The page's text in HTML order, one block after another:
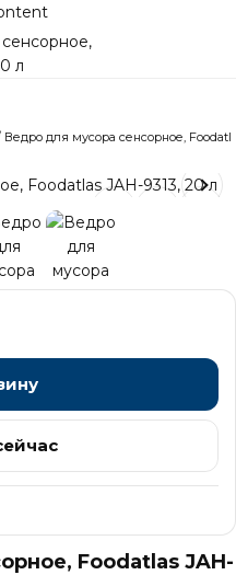
Ведро для мусора сенсорное,
Foodatlas JAH-